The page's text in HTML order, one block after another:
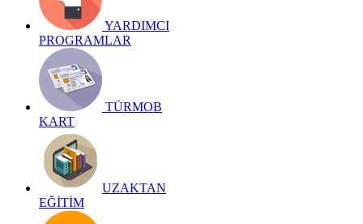
YARDIMCI
PROGRAMLAR
TÜRMOB
KART
UZAKTAN
EĞİTİM